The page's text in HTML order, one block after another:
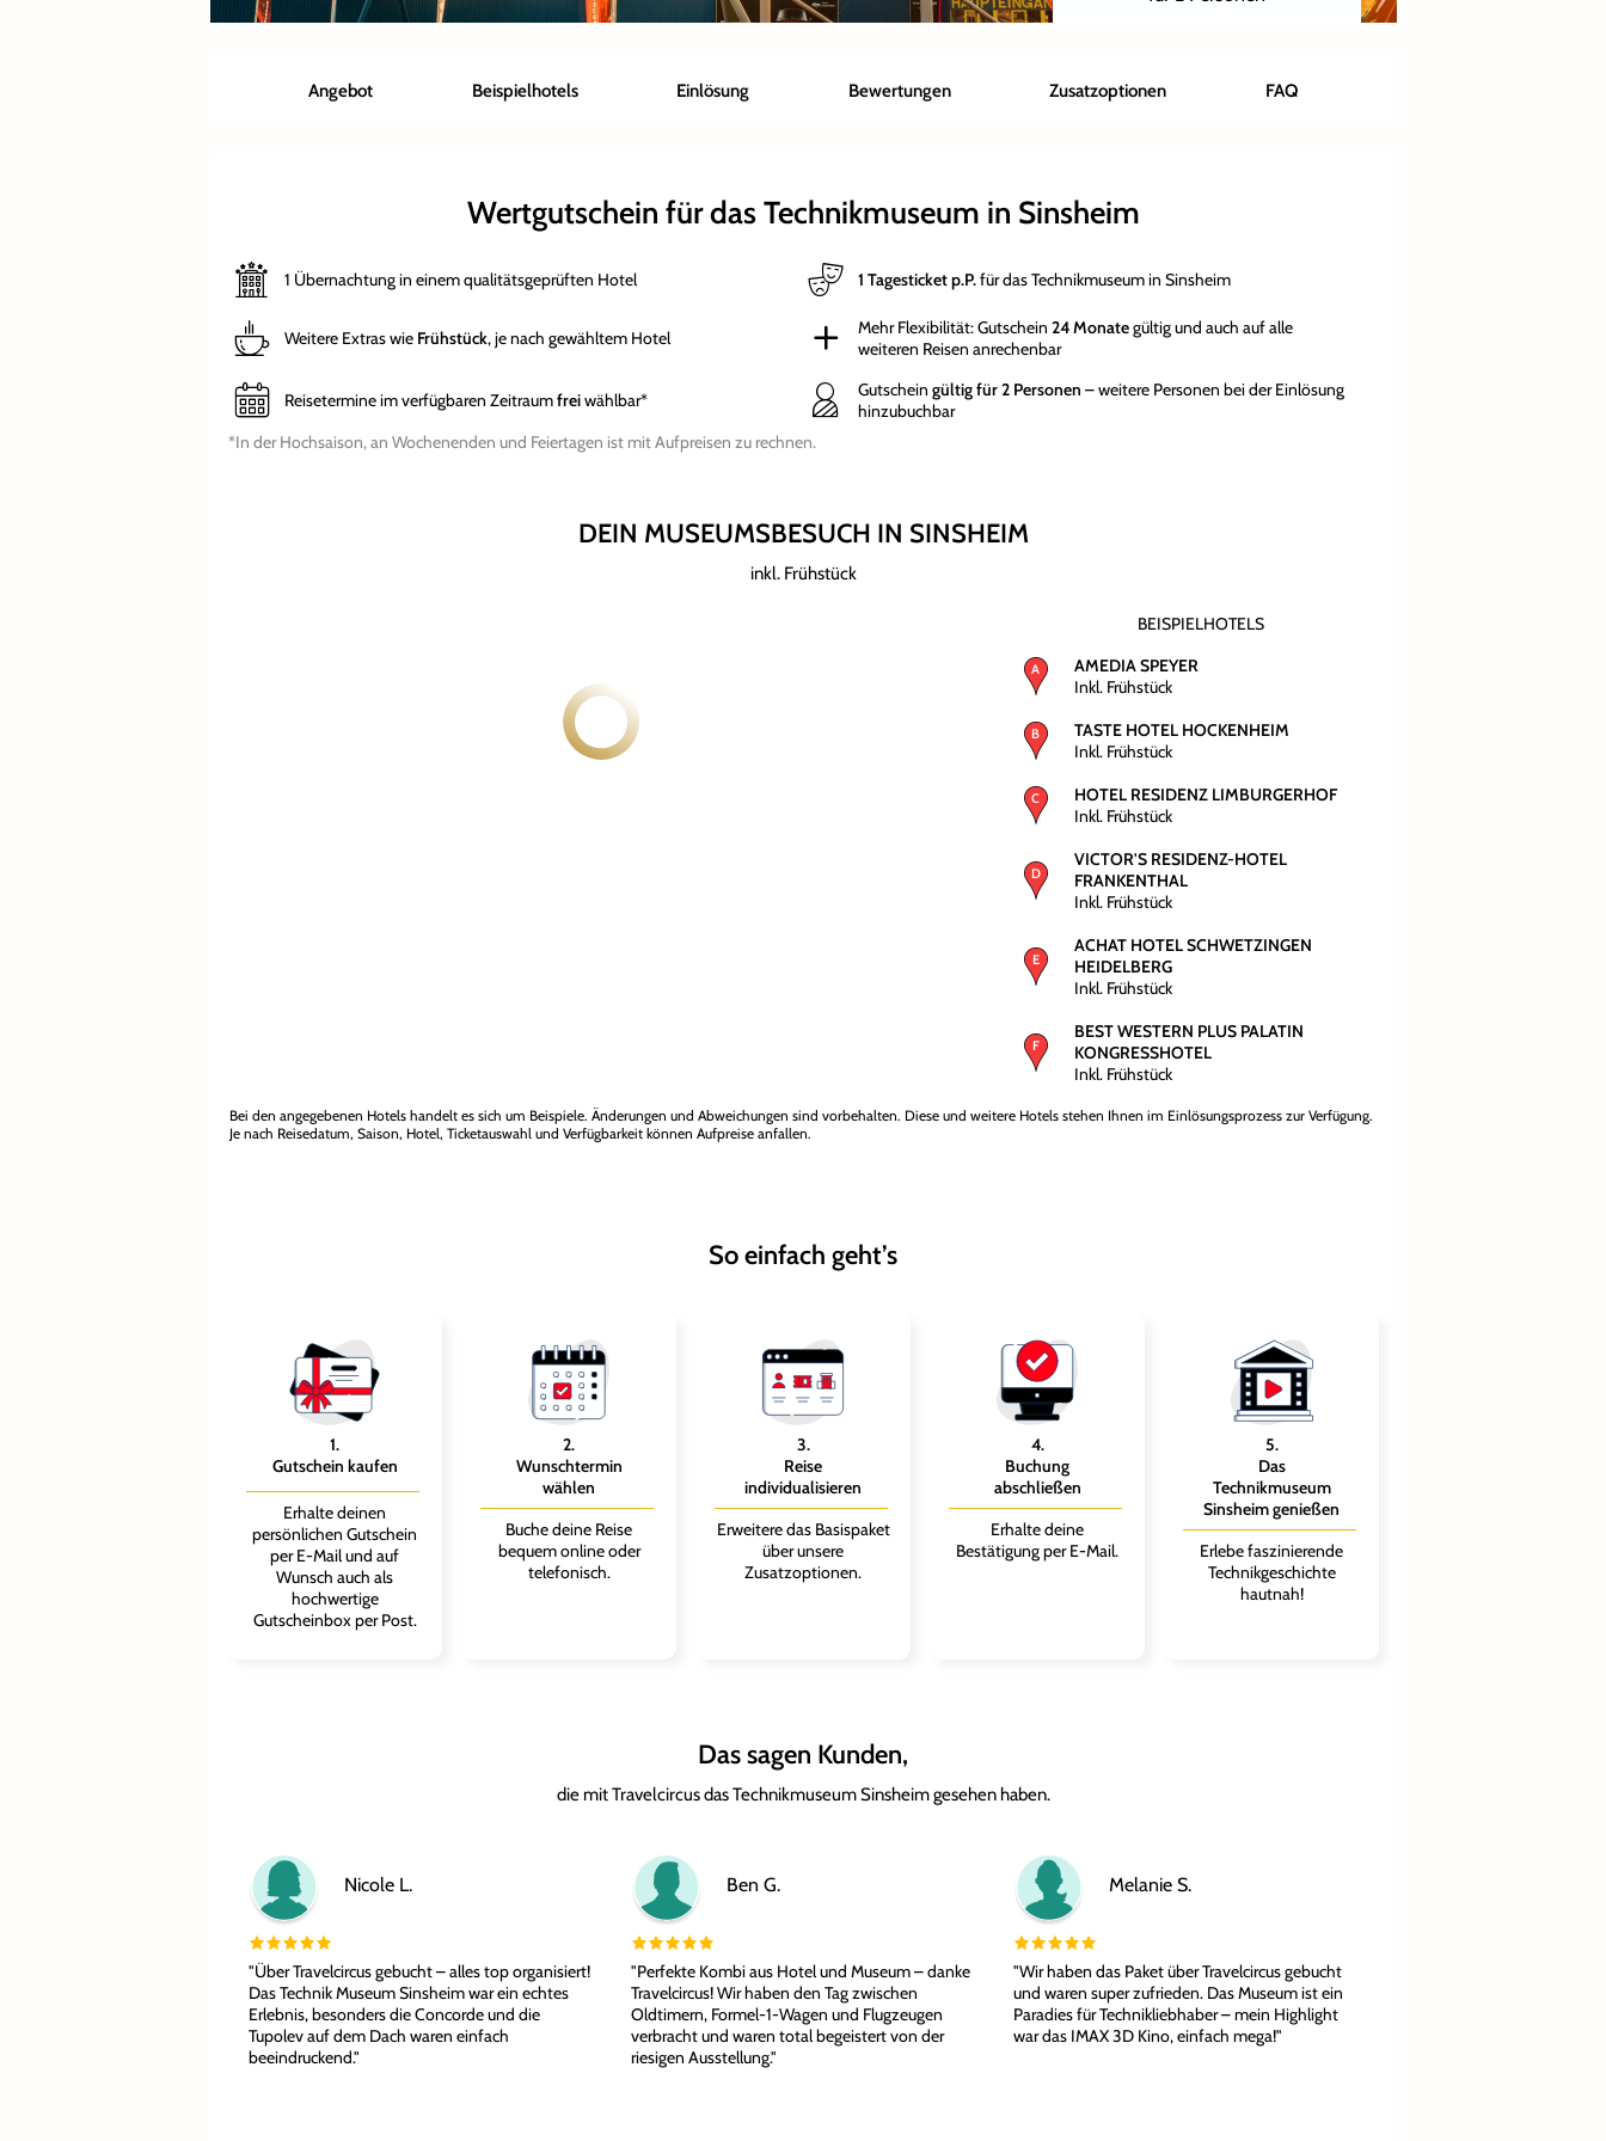
Angebot Beispielhotels Einlösung Bewertungen Zusatzoptionen FAQ
Wertgutschein für das Technikmuseum in Sinsheim
1 Übernachtung in einem qualitätsgeprüften Hotel 1 Tagesticket p.P.für das Technikmuseum in Sinsheim
Weitere Extras wie Frühstück, je nach gewähltem Hotel Mehr Flexibilität: Gutschein 24 Monategültig und auch auf alle
weiteren Reisen anrechenbar
Reisetermine im verfügbaren Zeitraumfreiwählbar* Gutschein gültig für 2 Personen – weitere Personen bei der Einlösung
hinzubuchbar
*In der Hochsaison, an Wochenenden und Feiertagen ist mit Aufpreisen zu rechnen.
DEIN MUSEUMSBESUCH IN SINSHEIM
inkl. Frühstück
BEISPIELHOTELS
AMEDIA SPEYER
Inkl. Frühstück
TASTE HOTEL HOCKENHEIM
Inkl. Frühstück
HOTEL RESIDENZ LIMBURGERHOF
Inkl. Frühstück
VICTOR'S RESIDENZ-HOTEL
FRANKENTHAL
Inkl. Frühstück
ACHAT HOTEL SCHWETZINGEN
HEIDELBERG
Inkl. Frühstück
BEST WESTERN PLUS PALATIN
KONGRESSHOTEL
Inkl. Frühstück
Bei den angegebenen Hotels handelt es sich um Beispiele. Änderungen und Abweichungen sind vorbehalten. Diese und weitere Hotels stehen Ihnen im Einlösungsprozess zur Verfügung.
Je nach Reisedatum, Saison, Hotel, Ticketauswahl und Verfügbarkeit können Aufpreise anfallen.
So einfach geht’s
1.
Gutschein kaufen
Erhalte deinen
persönlichen Gutschein
per E-Mail und auf
Wunsch auch als
hochwertige
Gutscheinbox per Post.
2.
Wunschtermin
wählen
Buche deine Reise
bequem online oder
telefonisch.
3.
Reise
individualisieren
Erweitere das Basispaket
über unsere
Zusatzoptionen.
4.
Buchung
abschließen
Erhalte deine
Bestätigung per E-Mail.
5.
Das
Technikmuseum
Sinsheim genießen
Erlebe faszinierende
Technikgeschichte
hautnah!
Das sagen Kunden,
die mit Travelcircus das Technikmuseum Sinsheim gesehen haben.
Nicole L.
"Über Travelcircus gebucht – alles top organisiert!
Das Technik Museum Sinsheim war ein echtes
Erlebnis, besonders die Concorde und die
Tupolev auf dem Dach waren einfach
beeindruckend."
Ben G.
"Perfekte Kombi aus Hotel und Museum – danke
Travelcircus! Wir haben den Tag zwischen
Oldtimern, Formel-1-Wagen und Flugzeugen
verbracht und waren total begeistert von der
riesigen Ausstellung."
Melanie S.
"Wir haben das Paket über Travelcircus gebucht
und waren super zufrieden. Das Museum ist ein
Paradies für Technikliebhaber – mein Highlight
war das IMAX 3D Kino, einfach mega!"